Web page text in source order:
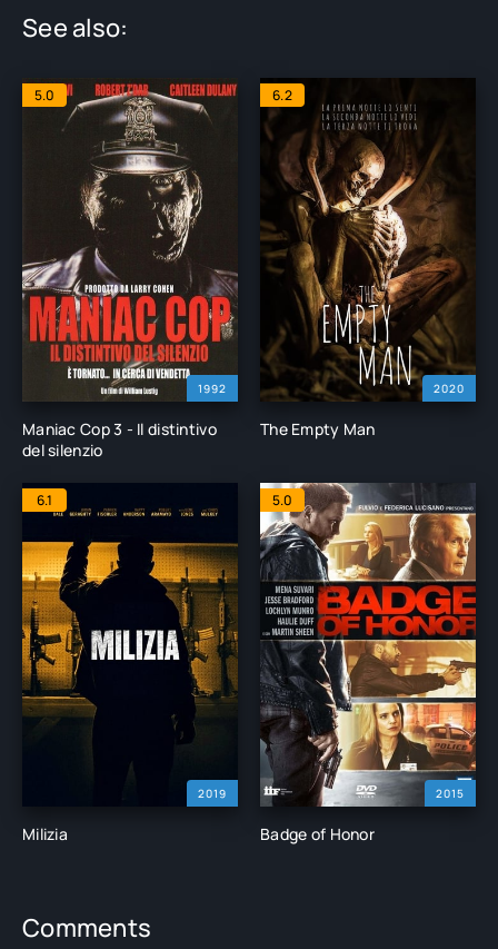
See also:
1992
5.0
Maniac Cop 3 - Il distintivo
del silenzio
2020
6.2
The Empty Man
2019
6.1
Milizia
2015
5.0
Badge of Honor
Comments